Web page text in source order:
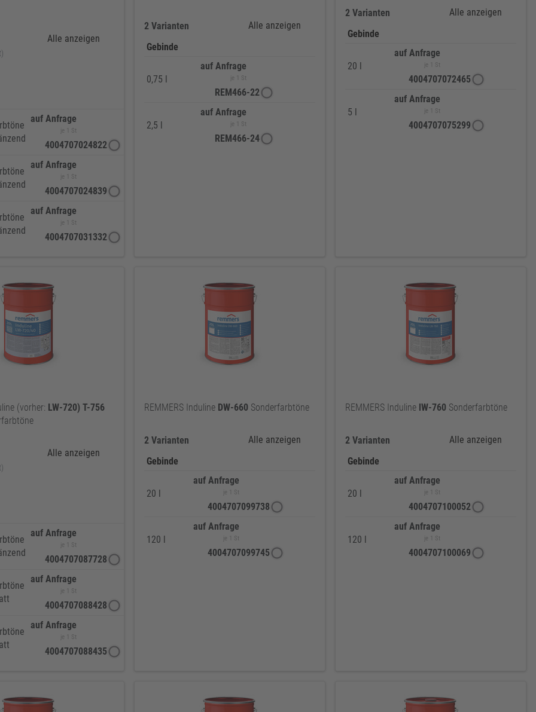
Alle anzeigen
auf Anfrage
je 1 St
4004707024822
auf Anfrage
je 1 St
4004707024839
auf Anfrage
je 1 St
4004707031332
2 Varianten
Alle anzeigen
Gebinde
0,75 l
auf Anfrage
je 1 St
REM466-22
2,5 l
auf Anfrage
je 1 St
REM466-24
2 Varianten
Alle anzeigen
Gebinde
20 l
auf Anfrage
je 1 St
4004707072465
5 l
auf Anfrage
je 1 St
4004707075299
(vorher: LW-720) T-756
Alle anzeigen
auf Anfrage
je 1 St
4004707087728
auf Anfrage
je 1 St
4004707088428
auf Anfrage
je 1 St
4004707088435
REMMERS Induline DW-660 Sonderfarbtöne
2 Varianten
Alle anzeigen
Gebinde
20 l
auf Anfrage
je 1 St
4004707099738
120 l
auf Anfrage
je 1 St
4004707099745
REMMERS Induline lW-760 Sonderfarbtöne
2 Varianten
Alle anzeigen
Gebinde
20 l
auf Anfrage
je 1 St
4004707100052
120 l
auf Anfrage
je 1 St
4004707100069